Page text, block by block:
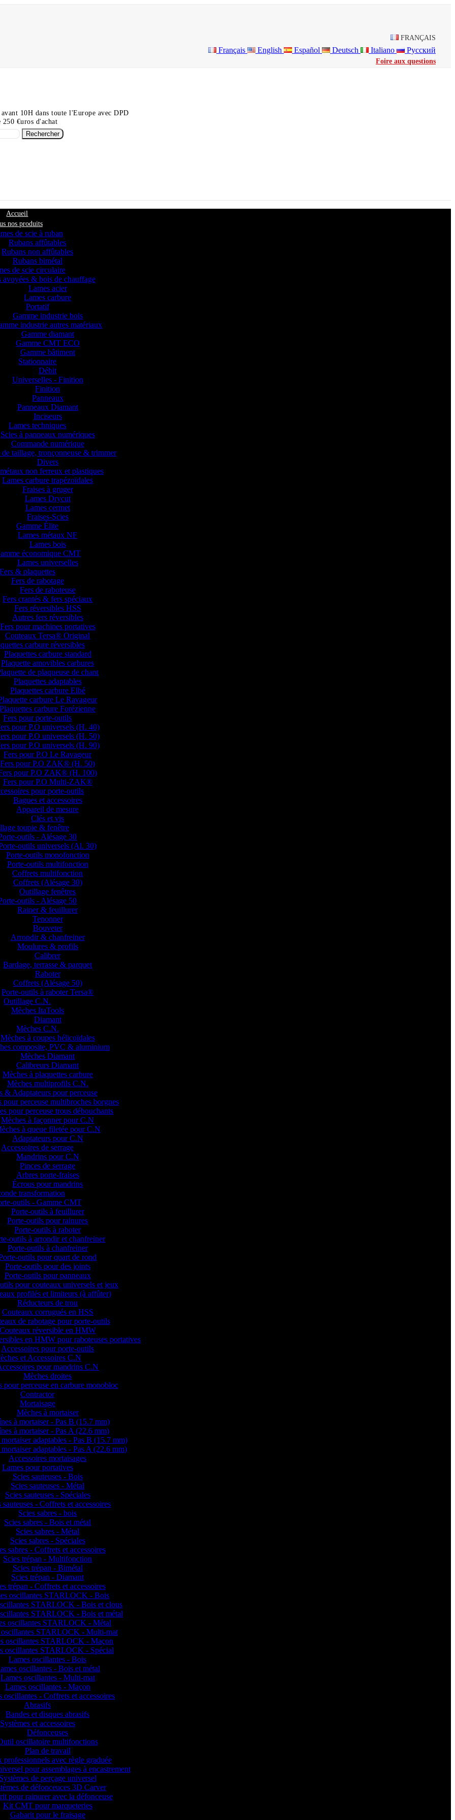
FRANÇAIS
Français English Español Deutsch Italiano Русский
Foire aux questions
10H dans toute l'Europe avec DPD
€uros d'achat
Rechercher
Accueil
nos produits
de scie à ruban
Rubans affûtables
Rubans non affûtables
Rubans bimétal
de scie circulaire
avoyées & bois de chauffage
Lames acier
Lames carbure
Portatif
Gamme industrie bois
industrie autres matériaux
Gamme diamant
Gamme CMT ECO
Gamme bâtiment
Stationnaire
Débit
Universelles - Finition
Finition
Panneaux
Panneaux Diamant
Inciseurs
Lames techniques
Scies à panneaux numériques
Commande numérique
de taillage, tronçonneuse & trimmer
Divers
non ferreux et plastiques
Lames carbure trapézoïdales
Fraises à gruger
Lames Drycut
Lames cermet
Fraises-Scies
Gamme Élite
Lames métaux NF
Lames bois
économique CMT
Lames universelles
Fers & plaquettes
Fers de rabotage
Fers de raboteuse
Fers crantés & fers spéciaux
Fers réversibles HSS
Autres fers réversibles
Fers pour machines portatives
Couteaux Tersa® Original
carbure réversibles
Plaquettes carbure standard
Plaquette amovibles carbures
de plaqueuse de chant
Plaquettes adaptables
Plaquettes carbure Elbé
carbure Le Ravageur
Plaquettes carbure Forézienne
Fers pour porte-outils
pour P.O universels (H. 40)
pour P.O universels (H. 50)
pour P.O universels (H. 90)
Fers pour P.O Le Ravageur
Fers pour P.O ZAK® (H. 50)
pour P.O ZAK® (H. 100)
Fers pour P.O Multi-ZAK®
pour porte-outils
Bagues et accessoires
Appareil de mesure
Clés et vis
toupie & fenêtre
outils - Alésage 30
outils universels (Al. 30)
Porte-outils monofonction
Porte-outils multifonction
Coffrets multifonction
Coffrets (Alésage 30)
Outillage fenêtres
outils - Alésage 50
Rainer & feuillurer
Tenonner
Bouveter
Arrondir & chanfreiner
Moulures & profils
Calibrer
Bardage, terrasse & parquet
Raboter
Coffrets (Alésage 50)
Porte-outils à raboter Tersa®
Outillage C.N.
Mèches ItaTools
Diamant
Mèches C.N.
Mèches à coupes hélicoïdales
composite, PVC & aluminium
Mèches Diamant
Calibreurs Diamant
Mèches à plaquettes carbure
Mèches multiprofils C.N.
& Adaptateurs pour perceuse
pour perceuse multibroches borgnes
pour perceuse trous débouchants
Mèches à façonner pour C.N
à queue filetée pour C.N
Adaptateurs pour C.N
Accessoires de serrage
Mandrins pour C.N
Pinces de serrage
Arbres porte-fraises
Écrous pour mandrins
transformation
outils - Gamme CMT
Porte-outils à feuillurer
Porte-outils pour rainures
Porte-outils à raboter
outils à arrondir et chanfreiner
Porte-outils à chanfreiner
outils pour quart de rond
Porte-outils pour des joints
Porte-outils pour panneaux
pour couteaux universels et jeux
profilés et limiteurs (à affûter)
Réducteurs de trou
Couteaux corrugués en HSS
de rabotage pour porte-outils
Couteaux réversible en HMW
en HMW pour raboteuses portatives
Accessoires pour porte-outils
et Accessoires C.N
pour mandrins C.N
Mèches droites
pour perceuse en carbure monobloc
Contractor
Mortaisage
Mèches à mortaiser
à mortaiser - Pas B (15.7 mm)
à mortaiser - Pas A (22.6 mm)
adaptables - Pas B (15.7 mm)
adaptables - Pas A (22.6 mm)
Accessoires mortaisages
Lames pour portatives
Scies sauteuses - Bois
Scies sauteuses - Métal
Scies sauteuses - Spéciales
sauteuses - Coffrets et accessoires
Scies sabres - bois
Scies sabres - Bois et métal
Scies sabres - Métal
Scies sabres - Spéciales
sabres - Coffrets et accessoires
Scies trépan - Multifonction
Scies trépan - Bimétal
Scies trépan - Diamant
trépan - Coffrets et accessoires
oscillantes STARLOCK - Bois
STARLOCK - Bois et clous
STARLOCK - Bois et métal
oscillantes STARLOCK - Métal
oscillantes STARLOCK - Multi-mat
oscillantes STARLOCK - Maçon
oscillantes STARLOCK - Spécial
Lames oscillantes - Bois
oscillantes - Bois et métal
Lames oscillantes - Multi-mat
Lames oscillantes - Maçon
oscillantes - Coffrets et accessoires
Abrasifs
Bandes et disques abrasifs
Systèmes et accessoires
Défonceuses
oscillatoire multifonctions
Plan de travail
professionnels avec règle graduée
pour assemblages à encastrement
Systèmes de perçage universel
de défonceuces 3D Carver
pour rainurer avec la défonceuse
Kit CMT pour marqueteries
Gabarit pour le fraisage